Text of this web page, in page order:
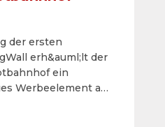
der ersten
erh&auml;lt der
ein
Werbeelement an